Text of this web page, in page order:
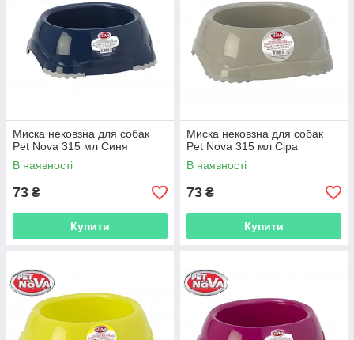
Миска нековзна для собак
Pet Nova 315 мл Синя
В наявності
73 ₴
Купити
Миска нековзна для собак
Pet Nova 315 мл Сіра
В наявності
73 ₴
Купити